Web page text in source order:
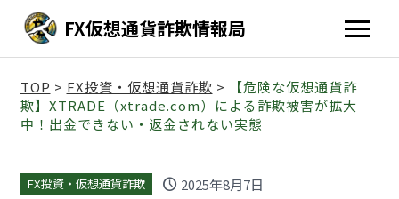
FX仮想通貨詐欺情報局
TOP > FX投資・仮想通貨詐欺 >
【危険な仮想通貨詐
欺】XTRADE（xtrade.com）による詐欺被害が拡大
中！出金できない・返金されない実態
FX投資・仮想通貨詐欺 schedule 2025年8月7日